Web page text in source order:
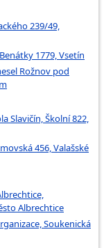
239/49,
1779, Vsetín
Rožnov pod
Slavičín, Školní 822,
456, Valašské
Albrechtice
Soukenická